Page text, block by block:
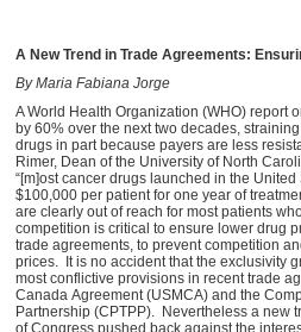
A New Trend in Trade Agreements:
By Maria Fabiana Jorge
A World Health Organization (WHO) report
by 60% over the next two decades,
drugs in part because payers are less
Rimer, Dean of the University of North
“[m]ost cancer drugs launched in the
$100,000 per patient for one year of
are clearly out of reach for most patients
competition is critical to ensure lower drug
trade agreements, to prevent competition
prices. It is no accident that the exclusivity
most conflictive provisions in recent trade
Canada Agreement (USMCA) and the
Partnership (CPTPP). Nevertheless a new
of Congress pushed back against the